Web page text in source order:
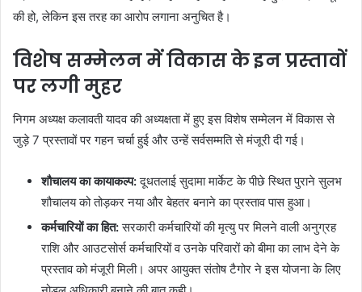
की हो, लेकिन इस तरह का आरोप लगाना अनुचित है।
विशेष सम्मेलन में विकासके इन प्रस्तावों
पर लगी मुहर
निगम अध्यक्ष कलावती यादव की अध्यक्षता में हुए इस विशेष सम्मेलन में विकास से
जुड़े 7 प्रस्तावों पर गहन चर्चा हुई और उन्हें सर्वसम्मति से मंजूरी दी गई।
शौचालय का कायाकल्प:दूधतलाई सुदामा मार्केट के पीछे स्थित पुराने सुलभ
शौचालय को तोड़कर नया और बेहतर बनाने का प्रस्ताव पास हुआ।
कर्मचारियों का हित:सरकारी कर्मचारियों की मृत्यु पर मिलने वाली अनुग्रह
राशि और आउटसोर्स कर्मचारियों व उनके परिवारों को बीमा का लाभ देने के
प्रस्ताव को मंजूरी मिली। अपर आयुक्त संतोष टैगोर ने इस योजना के लिए